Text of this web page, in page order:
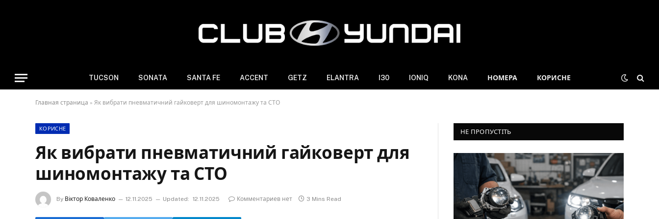
TUCSON SONATA SANTA FE ACCENT GETZ ELANTRA I30 IONIQ KONA НОМЕРА КОРИСНЕ
Главная страница » Як вибрати пневматичний гайковерт для шиномонтажу та СТО
КОРИСНЕ
Як вибрати пневматичний гайковерт для
шиномонтажу та СТО
By Віктор Коваленко 12.11.2025 Updated: 12.11.2025 Комментариев нет 3 Mins Read
НЕ ПРОПУСТІТЬ